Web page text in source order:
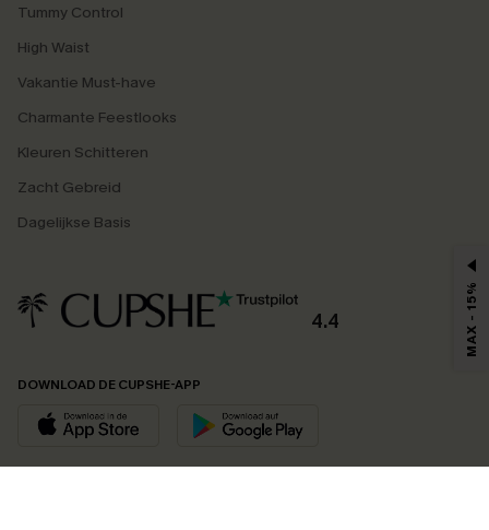
Tummy Control
High Waist
Vakantie Must-have
Charmante Feestlooks
Kleuren Schitteren
Zacht Gebreid
Dagelijkse Basis
4.4
DOWNLOAD DE CUPSHE-APP
MAX - 15%